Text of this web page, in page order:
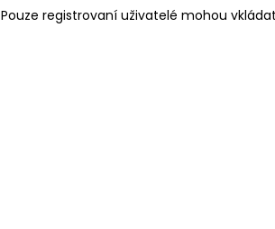
Pouze registrovaní uživatelé mohou